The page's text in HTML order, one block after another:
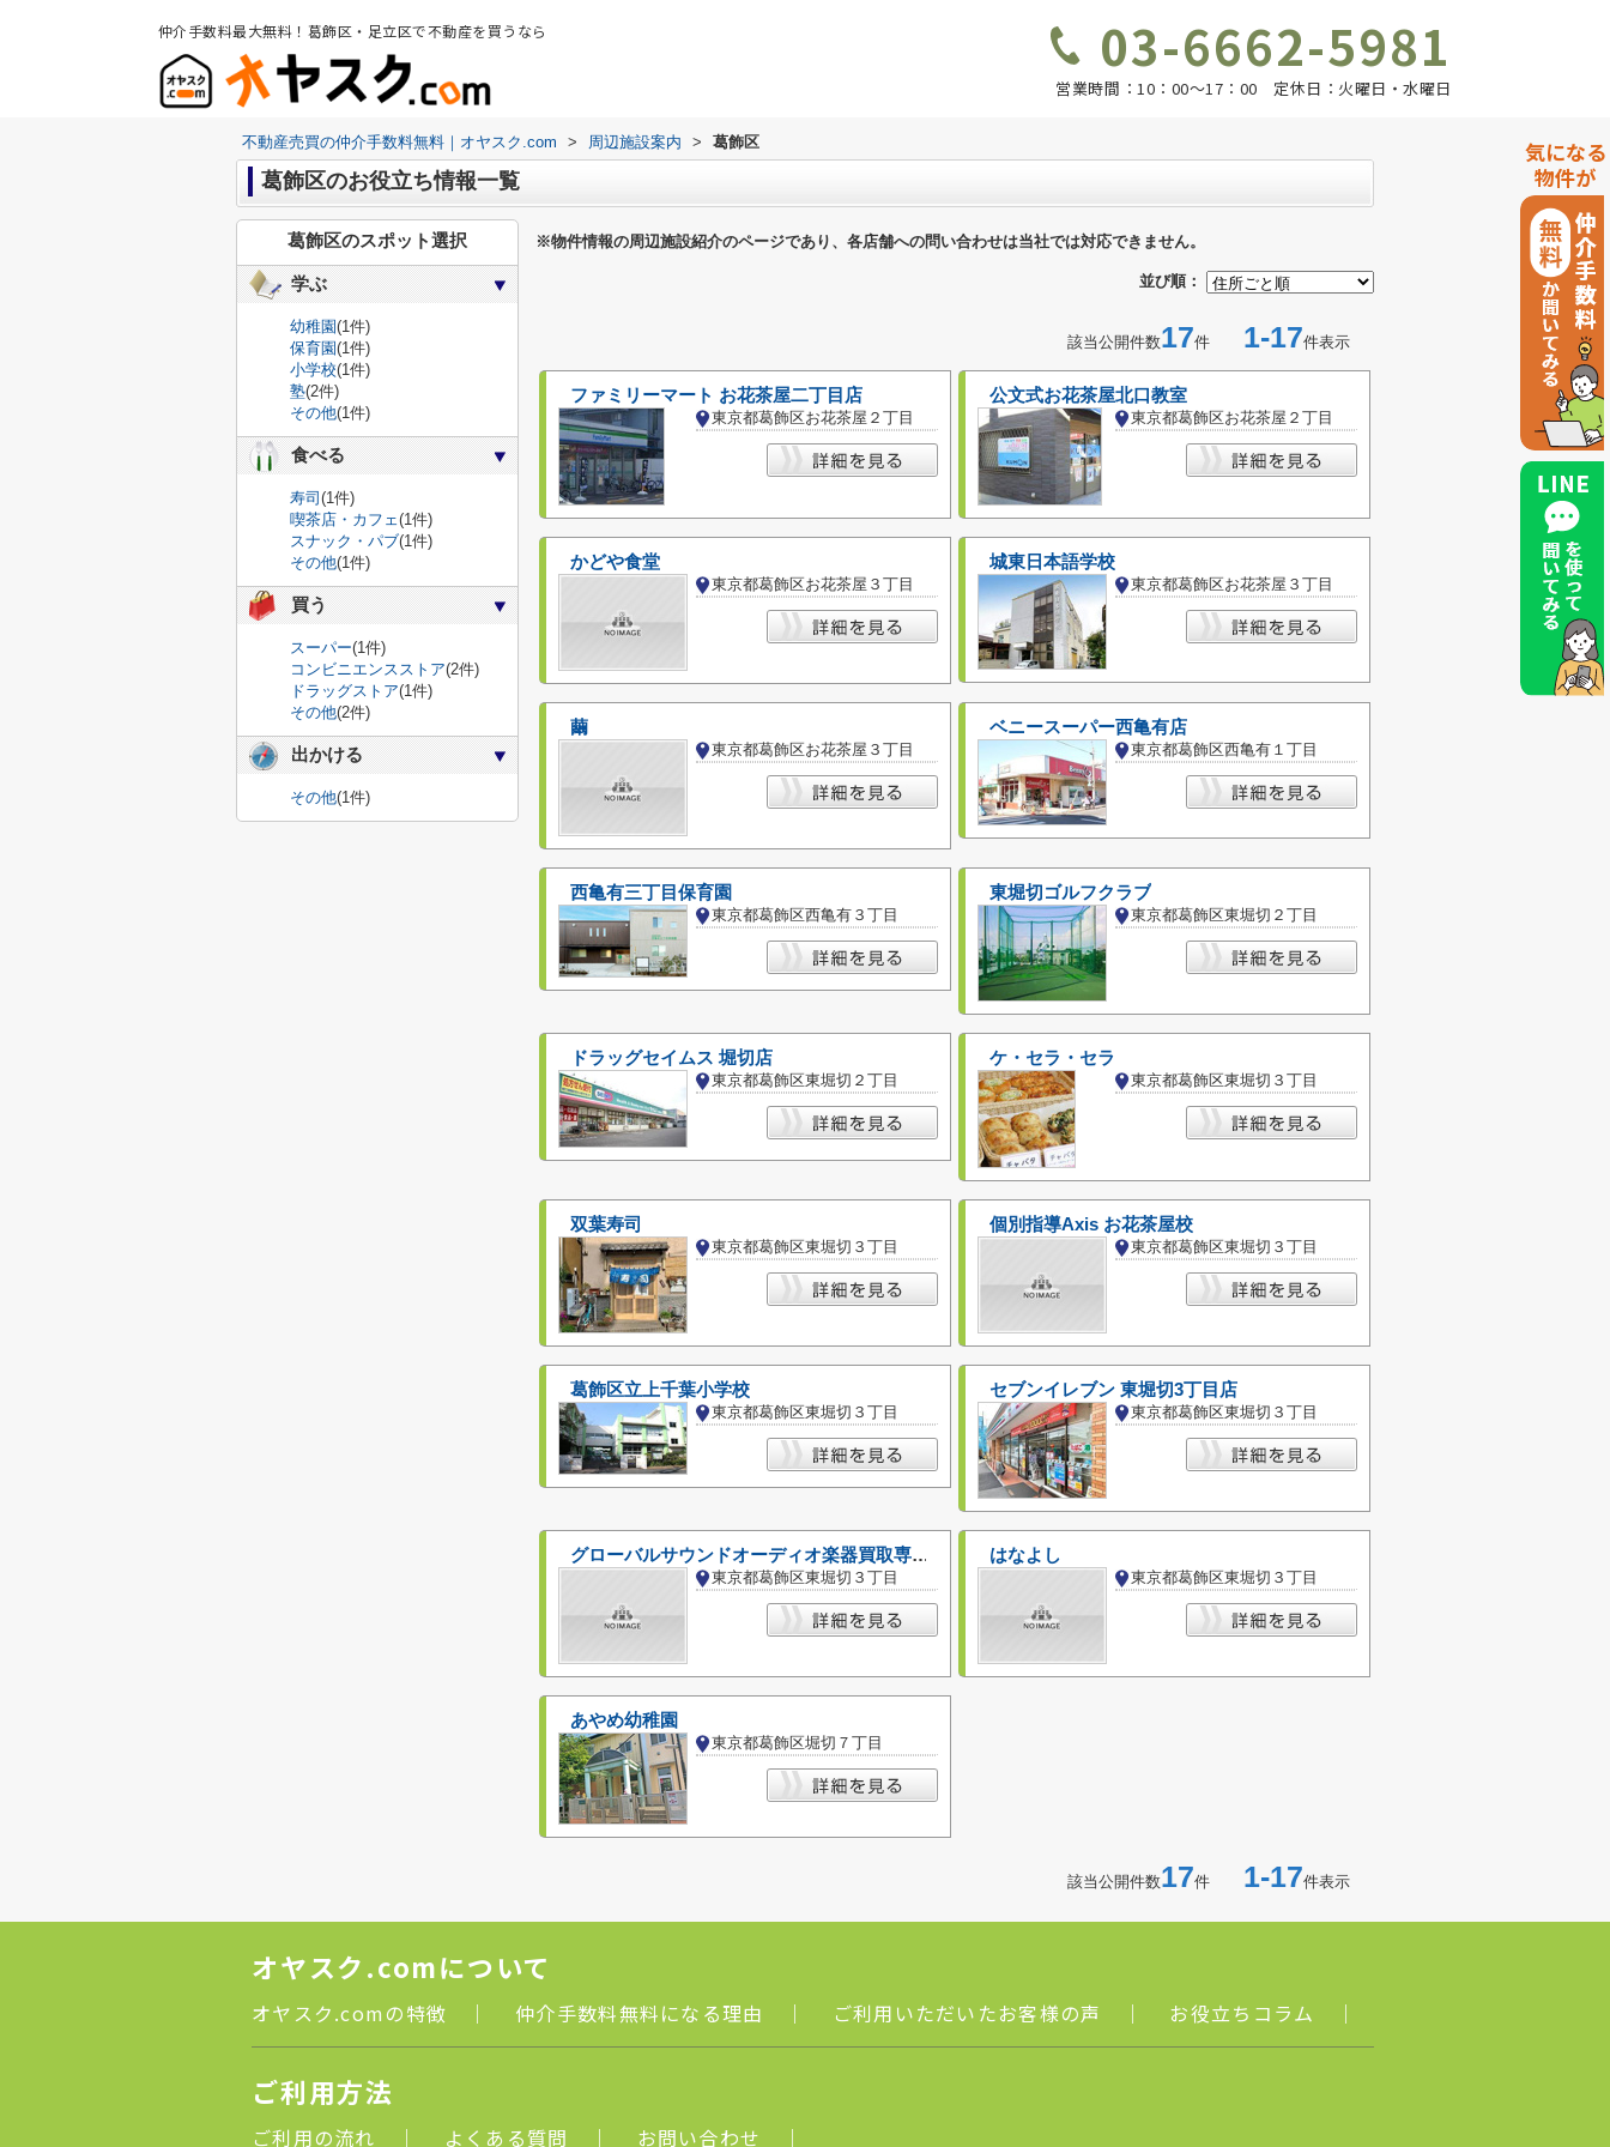
仲介手数料最大無料！葛飾区・足立区で不動産を買うなら 03-6662-5981
営業時間：10：00～17：00 定休日：火曜日・水曜日
不動産売買の仲介手数料無料｜オヤスク.com > 周辺施設案内 > 葛飾区
葛飾区のお役立ち情報一覧
※物件情報の周辺施設紹介のページであり、各店舗への問い合わせは当社では対応できません。
並び順：
該当公開件数17件 1-17件表示
ファミリーマート お花茶屋二丁目店
東京都葛飾区お花茶屋２丁目
公文式お花茶屋北口教室
東京都葛飾区お花茶屋２丁目
かどや食堂
東京都葛飾区お花茶屋３丁目
城東日本語学校
東京都葛飾区お花茶屋３丁目
繭
東京都葛飾区お花茶屋３丁目
ベニースーパー西亀有店
東京都葛飾区西亀有１丁目
西亀有三丁目保育園
東京都葛飾区西亀有３丁目
東堀切ゴルフクラブ
東京都葛飾区東堀切２丁目
ドラッグセイムス 堀切店
東京都葛飾区東堀切２丁目
ケ・セラ・セラ
東京都葛飾区東堀切３丁目
双葉寿司
東京都葛飾区東堀切３丁目
個別指導Axis お花茶屋校
東京都葛飾区東堀切３丁目
葛飾区立上千葉小学校
東京都葛飾区東堀切３丁目
セブンイレブン 東堀切3丁目店
東京都葛飾区東堀切３丁目
グローバルサウンドオーディオ楽器買取専門店
東京都葛飾区東堀切３丁目
はなよし
東京都葛飾区東堀切３丁目
あやめ幼稚園
東京都葛飾区堀切７丁目
該当公開件数17件 1-17件表示
葛飾区のスポット選択
学ぶ
幼稚園(1件)
保育園(1件)
小学校(1件)
塾(2件)
その他(1件)
食べる
寿司 (1件)
喫茶店・カフェ(1件)
スナック・パブ(1件)
その他(1件)
買う
スーパー(1件)
コンビニエンスストア(2件)
ドラッグストア(1件)
その他(2件)
出かける
その他(1件)
オヤスク.comについて
オヤスク.comの特徴 ｜ 仲介手数料無料になる理由 ｜ ご利用いただいたお客様の声 ｜ お役立ちコラム ｜
ご利用方法
ご利用の流れ ｜ よくある質問 ｜ お問い合わせ ｜
気になる
物件が